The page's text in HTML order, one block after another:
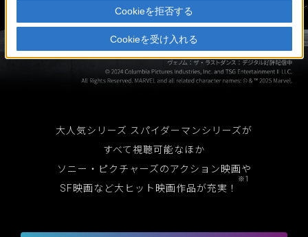
大人気シリーズ スパイダーマンシリーズが
すべて視聴可能なほか
ソニー・ピクチャーズのアクション映画や
SF映画など大ヒット映画作品が充実！
※1
Cookieを拒否する
Cookieを受け入れる